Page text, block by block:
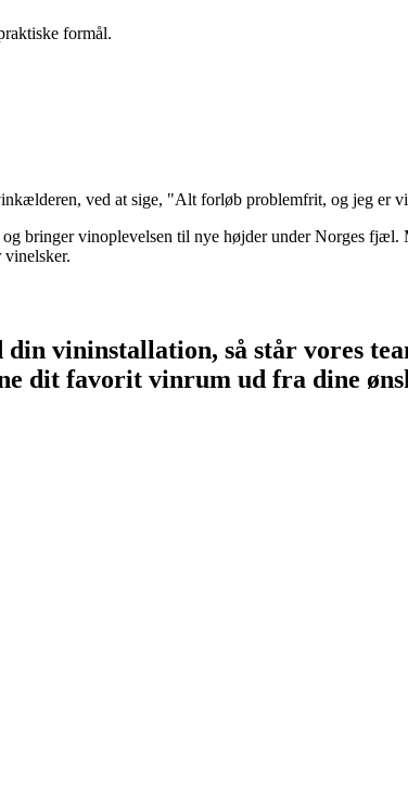
formål.
ved at sige, "Alt forløb problemfrit, og jeg er
bringer vinoplevelsen til nye højder under Norges fjæl.
vinelsker.
vininstallation, så står vores
dit favorit vinrum ud fra dine